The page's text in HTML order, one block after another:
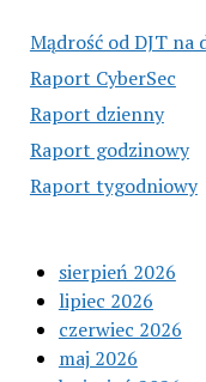
Mądrość od DJT na
Raport CyberSec
Raport dzienny
Raport godzinowy
Raport tygodniowy
sierpień 2026
lipiec 2026
czerwiec 2026
maj 2026